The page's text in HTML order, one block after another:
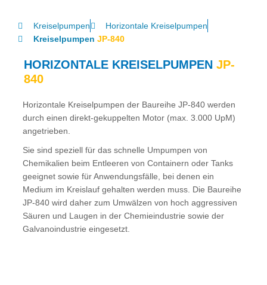
Kreiselpumpen
Horizontale Kreiselpumpen
Kreiselpumpen JP-840
HORIZONTALE KREISELPUMPEN JP-
840
Horizontale Kreiselpumpen der Baureihe JP-840 werden
durch einen direkt-gekuppelten Motor (max. 3.000 UpM)
angetrieben.
Sie sind speziell für das schnelle Umpumpen von
Chemikalien beim Entleeren von Containern oder Tanks
geeignet sowie für Anwendungsfälle, bei denen ein
Medium im Kreislauf gehalten werden muss. Die Baureihe
JP-840 wird daher zum Umwälzen von hoch aggressiven
Säuren und Laugen in der Chemieindustrie sowie der
Galvanoindustrie eingesetzt.